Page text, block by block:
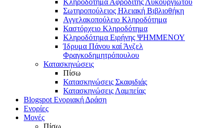
Κληροδότημα Αφροδίτης Λυκουργιώτου
Σωτηροπούλειος Ηλειακή Βιβλιοθήκη
Αγγελακοπούλειο Κληροδότημα
Καστόρχειο Κληροδότημα
Κληροδότημα Ειρήνης ΨΗΜΜΕΝΟΥ
Ίδρυμα Πάνου καί Άνζελ
Φραγκοδημητρόπουλου
Κατασκηνώσεις
Πίσω
Κατασκηνώσεις Σκαφιδιάς
Κατασκηνώσεις Λαμπείας
Blogspot Ενοριακή Δράση
Ενορίες
Μονές
Πίσω